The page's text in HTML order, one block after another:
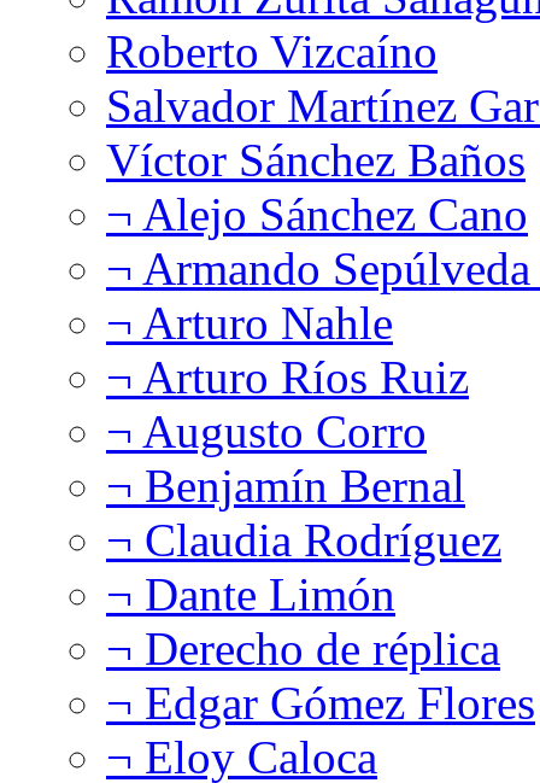
Roberto Vizcaíno
Salvador Martínez
Víctor Sánchez Baños
¬ Alejo Sánchez Cano
¬ Armando
¬ Arturo Nahle
¬ Arturo Ríos Ruiz
¬ Augusto Corro
¬ Benjamín Bernal
¬ Claudia Rodríguez
¬ Dante Limón
¬ Derecho de réplica
¬ Edgar Gómez Flores
¬ Eloy Caloca